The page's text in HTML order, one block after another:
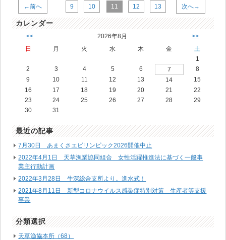
←前へ 9 10 11 12 13 次へ→
カレンダー
<< 2026年8月 >>
日 月 火 水 木 金
土
1
2
3 4 5 6 7
8
9
10 11 12 13 14
15
16
17 18 19 20 21
22
23
24 25 26 27 28
29
30
31
最近の記事
7月30日 あまくさエビリンピック2026開催中止
2022年4月1日 天草漁業協同組合 女性活躍推進法に基づく一般事
業主行動計画
2022年3月28日 牛深総合支所より。進水式！
2021年8月11日 新型コロナウイルス感染症特別対策 生産者等支援
事業
分類選択
天草漁協本所（68）